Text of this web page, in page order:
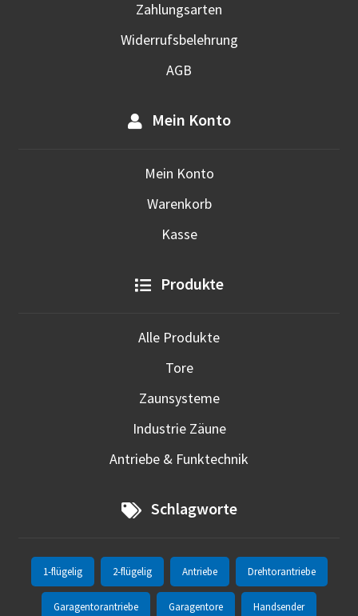
Zahlungsarten
Widerrufsbelehrung
AGB
Mein Konto
Mein Konto
Warenkorb
Kasse
Produkte
Alle Produkte
Tore
Zaunsysteme
Industrie Zäune
Antriebe & Funktechnik
Schlagworte
1-flügelig 2-flügelig Antriebe Drehtorantriebe
Garagentorantriebe Garagentore Handsender